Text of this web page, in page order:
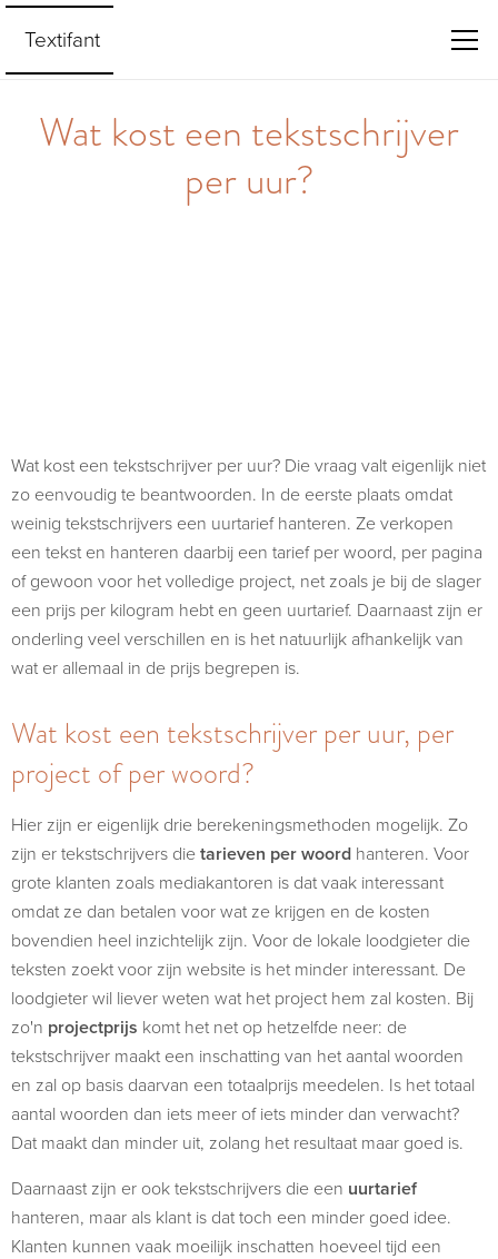
Textifant
Wat kost een tekstschrijver
per uur?
Wat kost een tekstschrijver per uur? Die vraag valt eigenlijk niet
zo eenvoudig te beantwoorden. In de eerste plaats omdat
weinig tekstschrijvers een uurtarief hanteren. Ze verkopen
een tekst en hanteren daarbij een tarief per woord, per pagina
of gewoon voor het volledige project, net zoals je bij de slager
een prijs per kilogram hebt en geen uurtarief. Daarnaast zijn er
onderling veel verschillen en is het natuurlijk afhankelijk van
wat er allemaal in de prijs begrepen is.
Wat kost een tekstschrijver per uur, per
project of per woord?
Hier zijn er eigenlijk drie berekeningsmethoden mogelijk. Zo
zijn er tekstschrijvers die tarieven per woord hanteren. Voor
grote klanten zoals mediakantoren is dat vaak interessant
omdat ze dan betalen voor wat ze krijgen en de kosten
bovendien heel inzichtelijk zijn. Voor de lokale loodgieter die
teksten zoekt voor zijn website is het minder interessant. De
loodgieter wil liever weten wat het project hem zal kosten. Bij
zo'n projectprijs komt het net op hetzelfde neer: de
tekstschrijver maakt een inschatting van het aantal woorden
en zal op basis daarvan een totaalprijs meedelen. Is het totaal
aantal woorden dan iets meer of iets minder dan verwacht?
Dat maakt dan minder uit, zolang het resultaat maar goed is.
Daarnaast zijn er ook tekstschrijvers die een uurtarief
hanteren, maar als klant is dat toch een minder goed idee.
Klanten kunnen vaak moeilijk inschatten hoeveel tijd een